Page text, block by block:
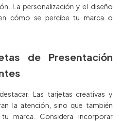
La personalización y el diseño
cómo se percibe tu marca o
de Presentación
Las tarjetas creativas y
la atención, sino que también
marca. Considera incorporar